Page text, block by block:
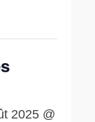
2025 @